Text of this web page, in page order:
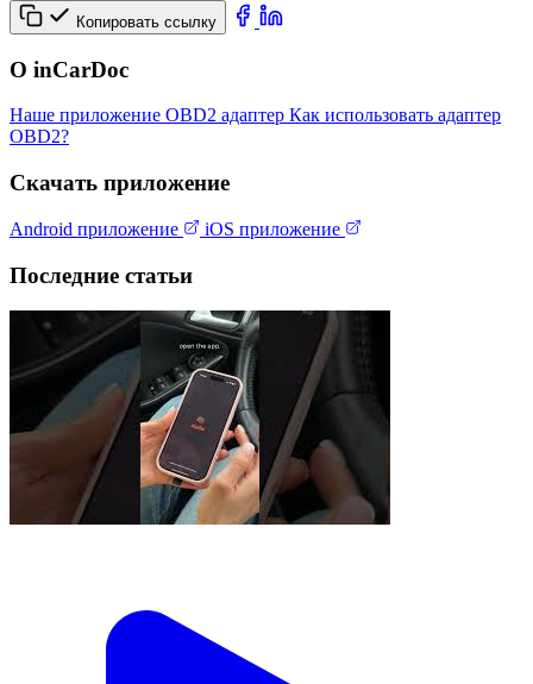
Копировать ссылку
О inCarDoc
Наше приложение OBD2 адаптер Как использовать адаптер
OBD2?
Скачать приложение
Android приложение iOS приложение
Последние статьи